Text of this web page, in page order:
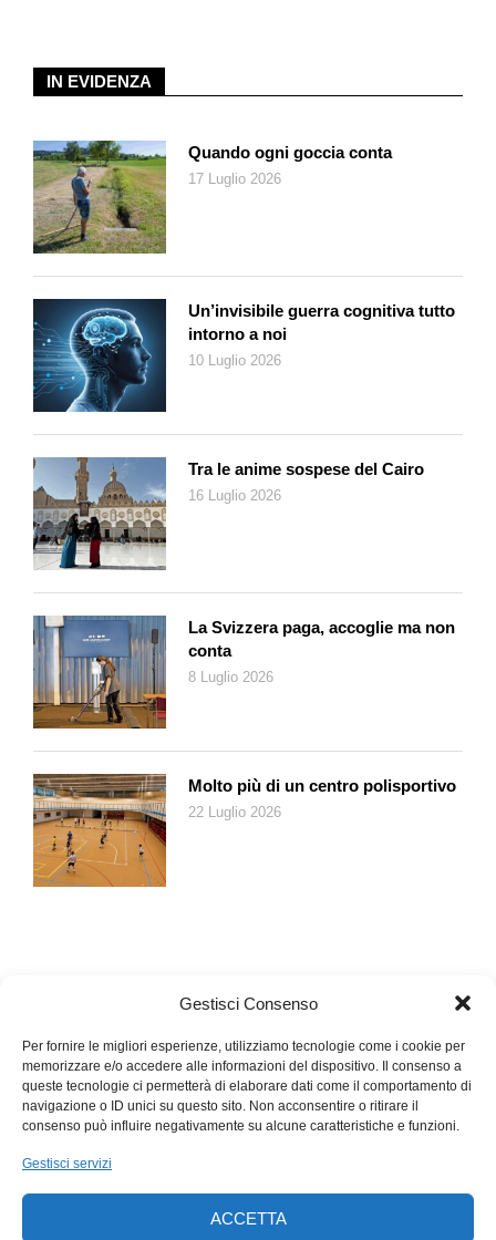
Gestisci Consenso
Per fornire le migliori esperienze, utilizziamo tecnologie come i cookie per
memorizzare e/o accedere alle informazioni del dispositivo. Il consenso a
queste tecnologie ci permetterà di elaborare dati come il comportamento di
navigazione o ID unici su questo sito. Non acconsentire o ritirare il
consenso può influire negativamente su alcune caratteristiche e funzioni.
Gestisci servizi
ACCETTA
IN EVIDENZA
Quando ogni goccia conta
17 Luglio 2026
Un’invisibile guerra cognitiva tutto
intorno a noi
10 Luglio 2026
Tra le anime sospese del Cairo
16 Luglio 2026
La Svizzera paga, accoglie ma non
conta
8 Luglio 2026
Molto più di un centro polisportivo
22 Luglio 2026